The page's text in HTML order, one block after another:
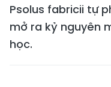
Psolus fabricii tự
mở ra kỷ nguyên
học.